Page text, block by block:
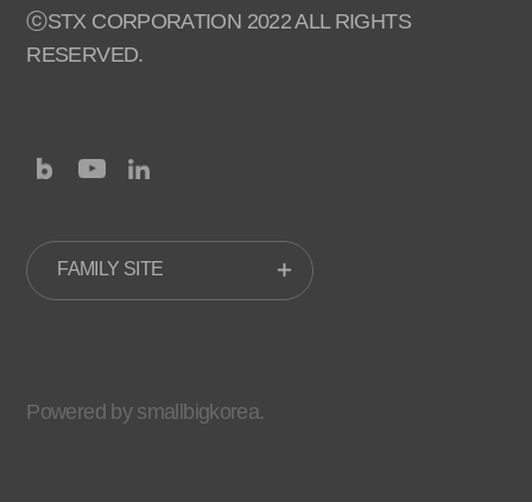
ⓒSTX CORPORATION 2022 ALL RIGHTS
RESERVED.
FAMILY SITE
Powered by smallbigkorea.